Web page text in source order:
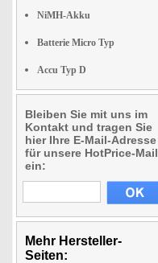
NiMH-Akku
Batterie Micro Typ
Accu Typ D
Bleiben Sie mit uns im
Kontakt und tragen Sie
hier Ihre E-Mail-Adresse
für unsere HotPrice-Mail
ein:
Mehr Hersteller-
Seiten: